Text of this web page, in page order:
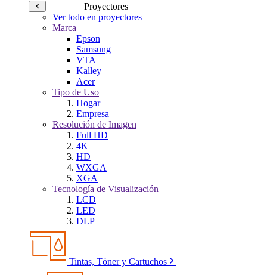
Proyectores
Ver todo en proyectores
Marca
Epson
Samsung
VTA
Kalley
Acer
Tipo de Uso
Hogar
Empresa
Resolución de Imagen
Full HD
4K
HD
WXGA
XGA
Tecnología de Visualización
LCD
LED
DLP
Tintas, Tóner y Cartuchos